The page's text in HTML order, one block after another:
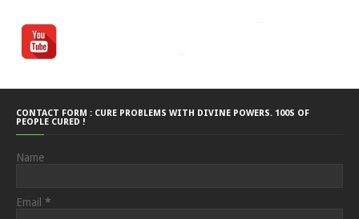
CONTACT FORM : CURE PROBLEMS WITH DIVINE POWERS. 100S OF
PEOPLE CURED !
Name
Email *